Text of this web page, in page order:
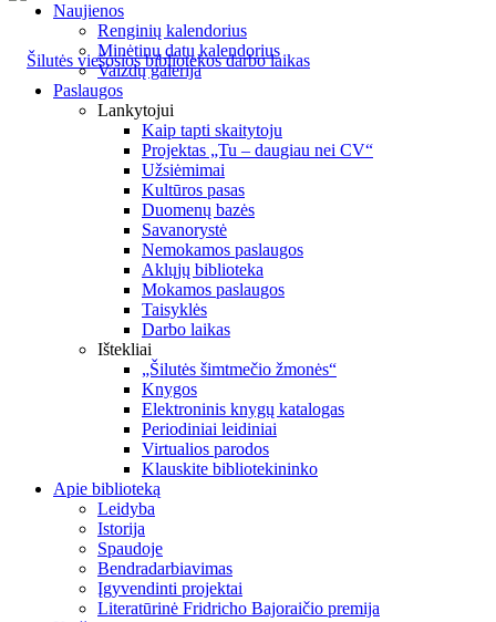
Naujienos
Renginių kalendorius
Minėtinų datų kalendorius
Vaizdų galerija
Paslaugos
Lankytojui
Kaip tapti skaitytoju
Projektas „Tu – daugiau nei CV“
Užsiėmimai
Kultūros pasas
Duomenų bazės
Savanorystė
Nemokamos paslaugos
Aklųjų biblioteka
Mokamos paslaugos
Taisyklės
Darbo laikas
Ištekliai
„Šilutės šimtmečio žmonės“
Knygos
Elektroninis knygų katalogas
Periodiniai leidiniai
Virtualios parodos
Klauskite bibliotekininko
Apie biblioteką
Leidyba
Istorija
Spaudoje
Bendradarbiavimas
Įgyvendinti projektai
Literatūrinė Fridricho Bajoraičio premija